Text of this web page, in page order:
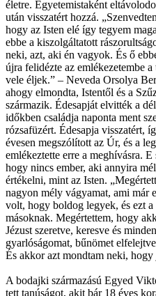
életre. Egyetemistaként
után visszatért hozzá.
hogy az Isten elé így tegyem
ebbe a kiszolgáltatott
neki, azt, aki én vagyok. És ő
újra felidézte az emlékezetembe
vele éljek.” – Neveda Orsolya
ahogy elmondta, Istentől és a
származik. Édesapját elvitték a
időkben családja naponta ment
rózsafüzért. Édesapja visszatért,
évesen megszólított az Úr, és a
emlékeztette erre a meghívásra.
hogy nincs ember, aki annyira
értékelni, mint az Isten.
nagyon mély vágyamat, ami már
volt, hogy boldog legyek, és ezt
másoknak. Megértettem, hogy
Jézust szeretve, keresve és
gyarlóságomat, bűnömet
És akkor azt mondtam neki,
A bodajki származású Egyed
tett tanúságot, akit bár 18 éves